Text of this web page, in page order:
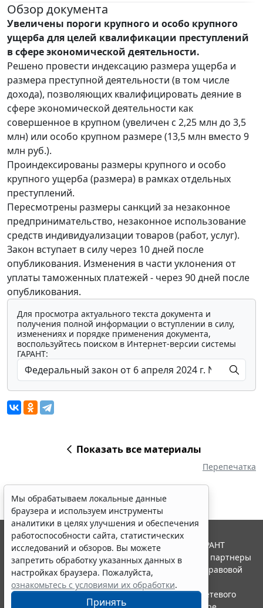
Обзор документа
Увеличены пороги крупного и особо крупного
ущерба для целей квалификации преступлений
в сфере экономической деятельности.
Решено провести индексацию размера ущерба и
размера преступной деятельности (в том числе
дохода), позволяющих квалифицировать деяние в
сфере экономической деятельности как
совершенное в крупном (увеличен с 2,25 млн до 3,5
млн) или особо крупном размере (13,5 млн вместо 9
млн руб.).
Проиндексированы размеры крупного и особо
крупного ущерба (размера) в рамках отдельных
преступлений.
Пересмотрены размеры санкций за незаконное
предпринимательство, незаконное использование
средств индивидуализации товаров (работ, услуг).
Закон вступает в силу через 10 дней после
опубликования. Изменения в части уклонения от
уплаты таможенных платежей - через 90 дней после
опубликования.
Для просмотра актуального текста документа и
получения полной информации о вступлении в силу,
изменениях и порядке применения документа,
воспользуйтесь поиском в Интернет-версии системы
ГАРАНТ:
Показать все материалы
Перепечатка
Мы обрабатываем локальные данные
браузера и используем инструменты
аналитики в целях улучшения и обеспечения
работоспособности сайта, статистических
исследований и обзоров. Вы можете
запретить обработку указанных данных в
настройках браузера. Пожалуйста,
ознакомьтесь с условиями их обработки.
Принять
© ООО "НПП "ГАРАНТ-СЕРВИС", 2026. Система ГАРАНТ
выпускается с 1990 года. Компания "Гарант" и ее партнеры
являются участниками Российской ассоциации правовой
информации ГАРАНТ.
Портал ГАРАНТ.РУ зарегистрирован в качестве сетевого